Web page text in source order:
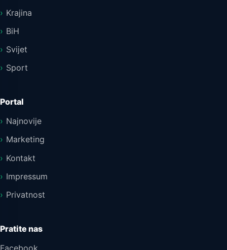
Krajina
BiH
Svijet
Sport
Portal
Najnovije
Marketing
Kontakt
Impressum
Privatnost
Pratite nas
Facebook